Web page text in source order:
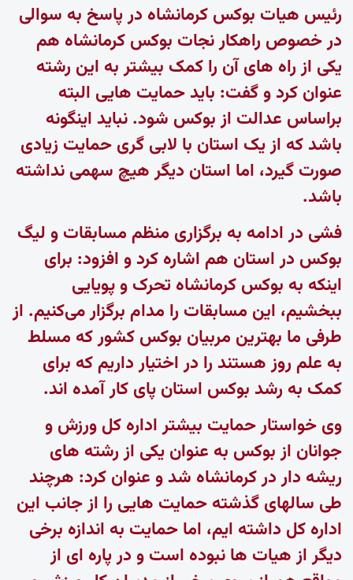
رئیس هیات بوکس کرمانشاه در پاسخ به سوالی
در خصوص راهکار نجات بوکس کرمانشاه هم
یکی از راه های آن را کمک بیشتر به این رشته
عنوان کرد و گفت: باید حمایت هایی البته
براساس عدالت از بوکس شود. نباید اینگونه
باشد که از یک استان با لابی گری حمایت زیادی
صورت گیرد، اما استان دیگر هیچ سهمی نداشته
باشد.
فشی در ادامه به برگزاری منظم مسابقات و لیگ
بوکس در استان هم اشاره کرد و افزود: برای
اینکه به بوکس کرمانشاه تحرک و پویایی
ببخشیم، این مسابقات را مدام برگزار می‌کنیم. از
طرفی ما بهترین مربیان بوکس کشور که مسلط
به علم روز هستند را در اختیار داریم که برای
کمک به رشد بوکس استان پای کار آمده اند.
وی خواستار حمایت بیشتر اداره کل ورزش و
جوانان از بوکس به عنوان یکی از رشته های
ریشه دار در کرمانشاه شد و عنوان کرد: هرچند
طی سالهای گذشته حمایت هایی را از جانب این
اداره کل داشته ایم، اما حمایت به اندازه برخی
دیگر از هیات ها نبوده است و در پاره ای از